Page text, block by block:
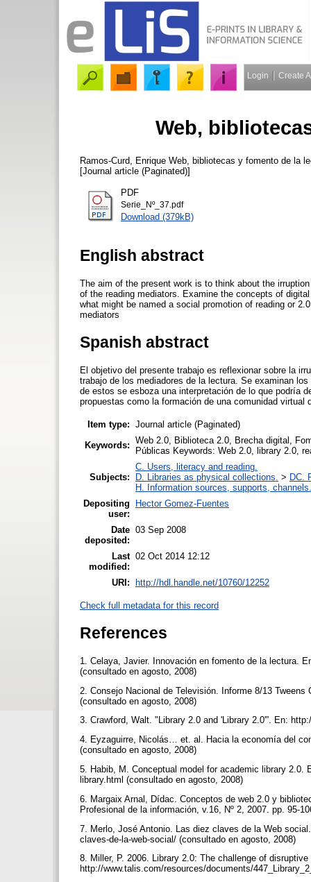
Login Create
Web,
Ramos-Curd, Enrique Web, bibliotecas y fomento de la
[Journal article (Paginated)]
PDF
Serie_Nº_37.pdf
Download (379kB)
English abstract
The aim of the present work is to think about the
of the reading mediators. Examine the concepts of
what might be named a social promotion of reading or
mediators
Spanish abstract
El objetivo del presente trabajo es reflexionar sobre la
trabajo de los mediadores de la lectura. Se examinan
de estos se esboza una interpretación de lo que podría
propuestas como la formación de una comunidad virtual
Item type: Journal article (Paginated)
Keywords: Web 2.0, Biblioteca 2.0, Brecha digital,
Públicas Keywords: Web 2.0, library 2.0,
Subjects:
C. Users, literacy and reading.
D. Libraries as physical collections. > DC.
H. Information sources, supports, channels.
Depositing
user:
Hector Gomez-Fuentes
Date
deposited:
03 Sep 2008
Last
modified:
02 Oct 2014 12:12
URI: http://hdl.handle.net/10760/12252
Check full metadata for this record
References
1. Celaya, Javier. Innovación en fomento de la lectura.
(consultado en agosto, 2008)
2. Consejo Nacional de Televisión. Informe 8/13
(consultado en agosto, 2008)
3. Crawford, Walt. "Library 2.0 and 'Library 2.0'”. En:
4. Eyzaguirre, Nicolás… et. al. Hacia la economía del
(consultado en agosto, 2008)
5. Habib, M. Conceptual model for academic library 2.0.
library.html (consultado en agosto, 2008)
6. Margaix Arnal, Dídac. Conceptos de web 2.0 y
Profesional de la información, v.16, Nº 2, 2007. pp. 95-
7. Merlo, José Antonio. Las diez claves de la Web
claves-de-la-web-social/ (consultado en agosto, 2008)
8. Miller, P. 2006. Library 2.0: The challenge of
http://www.talis.com/resources/documents/